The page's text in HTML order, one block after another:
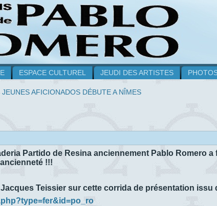
ESPACE CULTUREL JEUDI DES ARTISTES
AFICIONADOS DÉBUTE A NÎMES
Partido de Resina anciennement Pablo Romero a
!!!
Teissier sur cette corrida de présentation issu